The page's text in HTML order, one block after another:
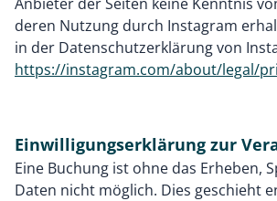
deren Nutzung durch Instagram
in der Datenschutzerklärung von
https://instagram.com/about/legal/
Einwilligungserklärung zur
Eine Buchung ist ohne das Erheben,
Daten nicht möglich. Dies geschieht